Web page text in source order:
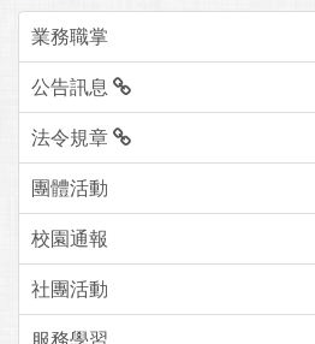
業務職掌
公告訊息
法令規章
團體活動
校園通報
社團活動